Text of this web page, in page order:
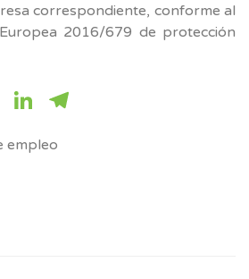
correspondiente, conforme al
2016/679 de protección
CopyLinkedIn
empleo